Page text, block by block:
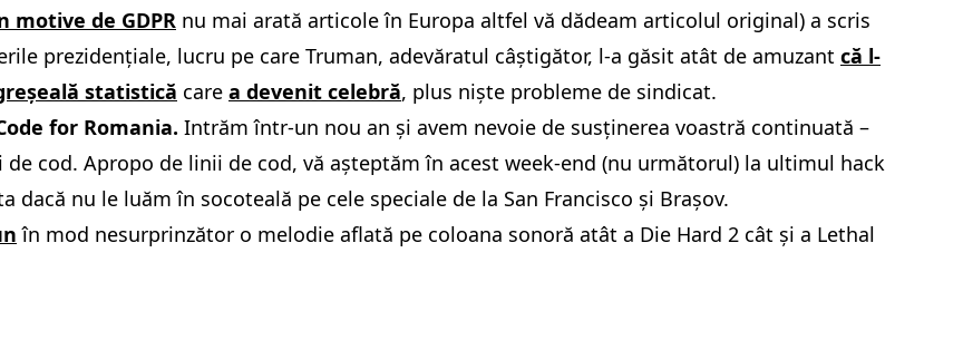
motive de GDPR nu mai arată articole în Europa altfel vă dădeam articolul original) a scris
prezidențiale, lucru pe care Truman, adevăratul câștigător, l-a găsit atât de amuzant că l-
statistică care a devenit celebră, plus niște probleme de sindicat.
for Romania. Intrăm într-un nou an și avem nevoie de susținerea voastră continuată –
cod. Apropo de linii de cod, vă așteptăm în acest week-end (nu următorul) la ultimul hack
dacă nu le luăm în socoteală pe cele speciale de la San Francisco și Brașov.
în mod nesurprinzător o melodie aflată pe coloana sonoră atât a Die Hard 2 cât și a Lethal